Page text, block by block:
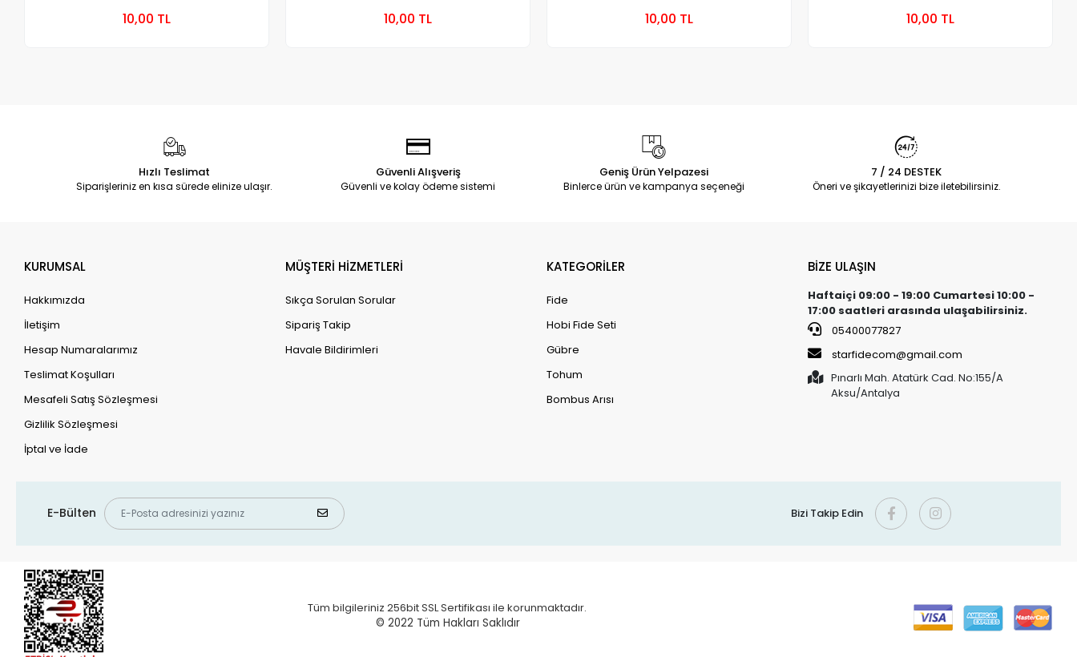
10,00 TL 10,00 TL 10,00 TL 10,00 TL
Hızlı Teslimat
Siparişleriniz en kısa sürede elinize ulaşır.
Güvenli Alışveriş
Güvenli ve kolay ödeme sistemi
Geniş Ürün Yelpazesi
Binlerce ürün ve kampanya seçeneği
7 / 24 DESTEK
Öneri ve şikayetlerinizi bize iletebilirsiniz.
KURUMSAL
Hakkımızda
İletişim
Hesap Numaralarımız
Teslimat Koşulları
Mesafeli Satış Sözleşmesi
Gizlilik Sözleşmesi
İptal ve İade
MÜŞTERİ HİZMETLERİ
Sıkça Sorulan Sorular
Sipariş Takip
Havale Bildirimleri
KATEGORİLER
Fide
Hobi Fide Seti
Gübre
Tohum
Bombus Arısı
BİZE ULAŞIN
Haftaiçi 09:00 - 19:00 Cumartesi 10:00 -
17:00 saatleri arasında ulaşabilirsiniz.
05400077827
starfidecom@gmail.com
Pınarlı Mah. Atatürk Cad. No:155/A
Aksu/Antalya
E-Bülten Bizi Takip Edin
Tüm bilgileriniz 256bit SSL Sertifikası ile korunmaktadır.
© 2022 Tüm Hakları Saklıdır